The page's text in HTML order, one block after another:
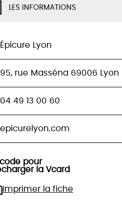
LES INFORMATIONS
Épicure Lyon
95, rue Masséna 69006 Lyon
04 49 13 00 60
epicurelyon.com
code pour
la Vcard
Imprimer la fiche